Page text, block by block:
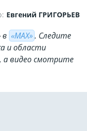
Евгений ГРИГОРЬЕВ
в «МАХ». Cледите
и области
, а видео смотрите